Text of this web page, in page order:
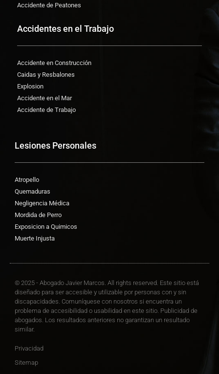
Accidente de Peatones
Accidentes en el Trabajo
Accidente en Construcción
Caidas y Resbalones
Explosion
Accidente en el Mar
Accidente de Trabajo
Lesiones Personales
Atropello
Quemaduras
Negligencia Médica
Mordida de Perro
Exposicion a Quimicos
Muerte Injusta
© 2025 - Abogado Javier Marcos. All rights reserved. Este sitio está
diseñado para ser accesible y utilizable por personas con y sin
discapacidades. Comuníquese con nosotros si encuentra un
problema de accesibilidad o usabilidad en este sitio. Publicidad de
abogados. Los resultados anteriores no garantizan un resultado
similar.
Privacidad
Sitemap